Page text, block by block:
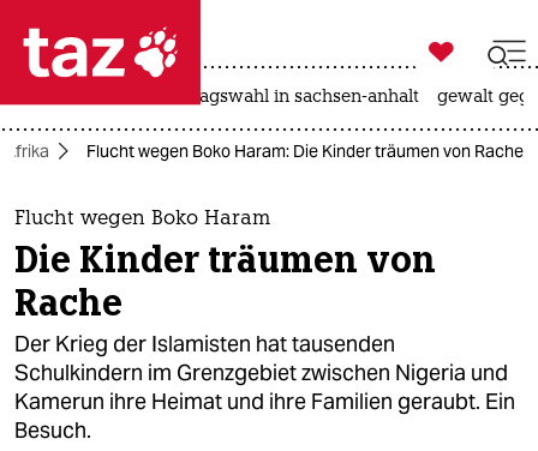
 taz zahl ich
taz zahl ich
themen
politik
öko
gesellschaft
kultur

taz zahl ich
landtagswahl in sachsen-anhalt gewalt
Afrika Flucht wegen Boko Haram: Die Kinder träumen von Rache
Flucht wegen Boko Haram
Die Kinder träumen von
Rache
Der Krieg der Islamisten hat tausenden
Schulkindern im Grenzgebiet zwischen Nigeria und
Kamerun ihre Heimat und ihre Familien geraubt. Ein
Besuch.